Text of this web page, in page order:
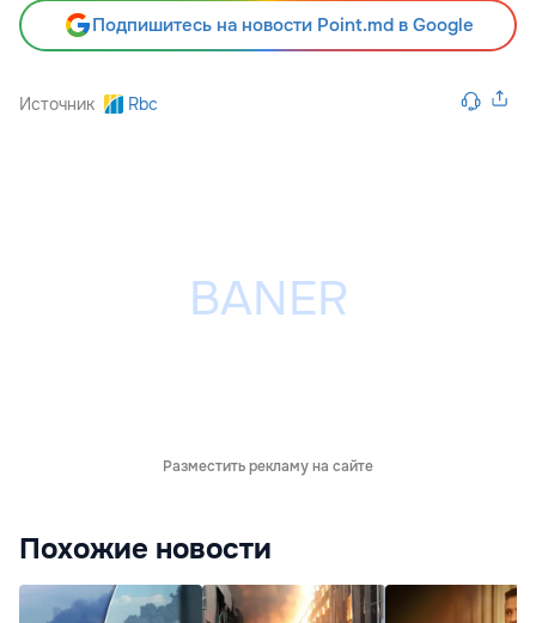
Подпишитесь на новости Point.md в Google
Источник Rbc
Разместить рекламу на сайте
Похожие новости